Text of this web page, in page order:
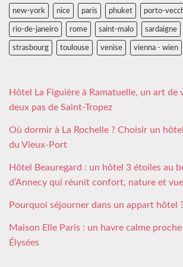
new-york nice paris phuket porto-
rio-de-janeiro rome saint-malo sardaigne
strasbourg toulouse venise vienna - wien
Hôtel La Figuière à Ramatuelle, un art de
deux pas de Saint-Tropez
Où dormir à La Rochelle ? Choisir un
du Vieux-Port
Hôtel Beauregard : un hôtel 3 étoiles au
d’Annecy qui réunit confort, nature et
Pourquoi séjourner dans un appart hôtel
Maison Elle Paris : un havre calme
Élysées